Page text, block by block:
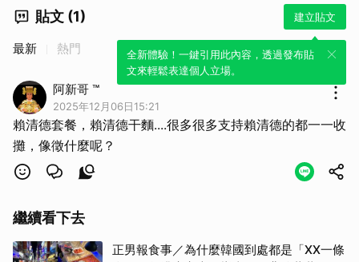
貼文 (1) 建立貼文
全新體驗！一鍵引用此內容，透過發布貼
文來輕鬆表達個人立場。
最新 熱門
阿新哥 ™
2025年12月06日15:21
賴清德套餐，賴清德干麵....很多很多支持賴清德的都一一收
攤，像徵什麼呢？
繼續看下去
正男報食事／為什麼韓國到處都是「XX一條